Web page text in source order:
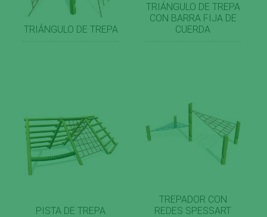
TRIÁNGULO DE TREPA
TRIÁNGULO DE TREPA
CON BARRA FIJA DE
CUERDA
PISTA DE TREPA
TREPADOR CON
REDES SPESSART